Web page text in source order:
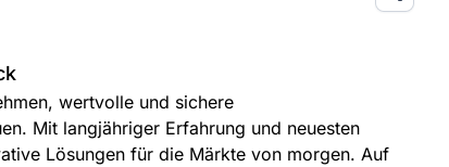
wertvolle und sichere
Mit langjähriger Erfahrung und neuesten
Lösungen für die Märkte von morgen. Auf